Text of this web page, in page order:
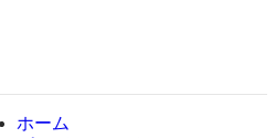
ホーム